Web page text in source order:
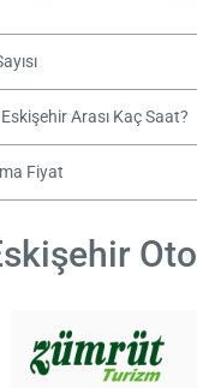
Arası Kaç Saat?
Fiyat